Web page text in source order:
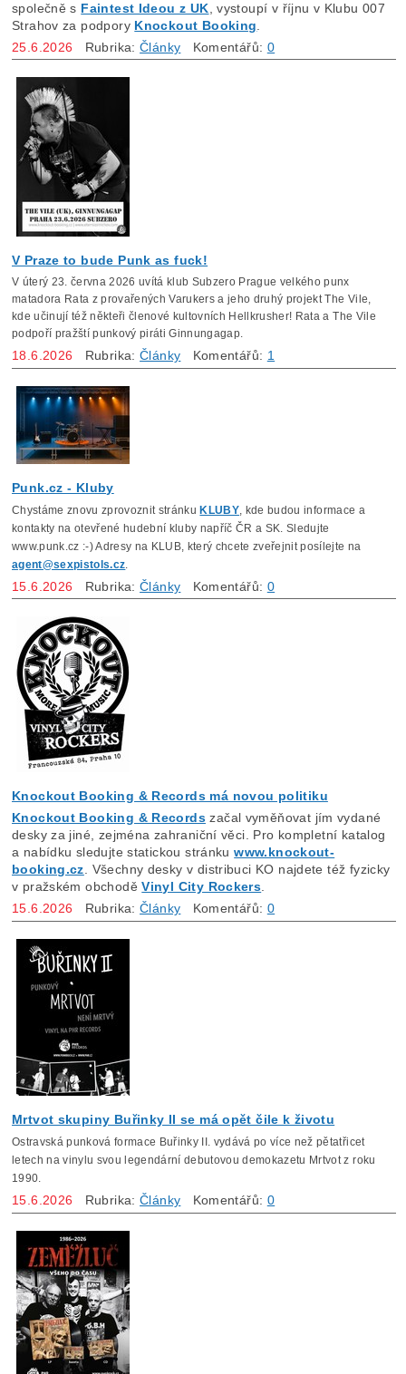
společně s Faintest Ideou z UK , vystoupí v říjnu v Klubu 007
Strahov za podpory Knockout Booking
25.6.2026 Rubrika:Články Komentářů: 0
V Praze to bude Punk as fuck!
V úterý 23. června 2026 uvítá klub Subzero Prague velkého punx
matadora Rata z provařených Varukers a jeho druhý projekt The Vile,
kde učinují též někteři členové kultovních Hellkrusher! Rata a The Vile
podpoří pražští punkový piráti Ginnungagap.
18.6.2026 Rubrika:Články Komentářů: 1
Punk.cz - Kluby
Chystáme znovu zprovoznit stránkuKLUBY, kde budou informace a
kontakty na otevřené hudební kluby napříč ČR a SK. Sledujte
www.punk.cz :-) Adresy na KLUB, který chcete zveřejnit posílejte na
agent@sexpistols.cz.
15.6.2026 Rubrika:Články Komentářů: 0
Knockout Booking & Records má novou politiku
Knockout Booking & Recordszačal vyměňovat jím vydané
desky za jiné, zejména zahraniční věci. Pro kompletní katalog
a nabídku sledujte statickou stránkuwww.knockout-
booking.cz. Všechny desky v distribuci KO najdete též fyzicky
v pražském obchoděVinyl City Rockers.
15.6.2026 Rubrika:Články Komentářů: 0
Mrtvot skupiny Buřinky II se má opět čile k životu
Ostravská punková formace Buřinky II. vydává po více než pětatřicet
letech na vinylu svou legendární debutovou demokazetu Mrtvot z roku
1990.
15.6.2026 Rubrika:Články Komentářů: 0